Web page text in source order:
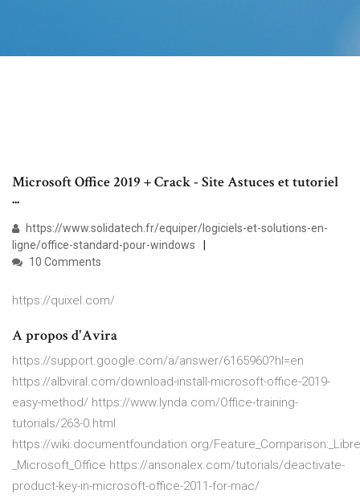
Microsoft Office 2019 + Crack - Site Astuces et tutoriel
...
https://www.solidatech.fr/equiper/logiciels-et-solutions-en-
ligne/office-standard-pour-windows
10 Comments
https://quixel.com/
A propos d'Avira
https://support.google.com/a/answer/6165960?hl=en
https://albviral.com/download-install-microsoft-office-2019-
easy-method/ https://www.lynda.com/Office-training-
tutorials/263-0.html
https://wiki.documentfoundation.org/
_Microsoft_Office https://ansonalex.com/tutorials/deactivate-
product-key-in-microsoft-office-2011-for-mac/